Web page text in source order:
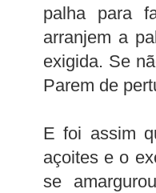
palha para
arranjem a
exigida. Se
Parem de
E foi assim
açoites e o
se